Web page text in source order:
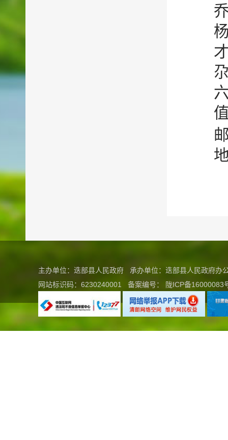
主办单位：迭部县人民政府 承办单位：迭部县人民政府
网站标识码：6230240001
备案编号： 陇ICP备16000083